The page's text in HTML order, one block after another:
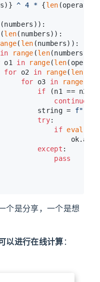
^ 4 * {len
(numbers)):
(len(numbers)):
( len (numbers)):
in range (len(numbers)):
o1 in range(len
for o2 in range( len
for o3 in range
if (n1 == n2
continue
string =
f"(((
try:
if eval
except :
pass
个是分享，一个是想
以进行在线计算 ：